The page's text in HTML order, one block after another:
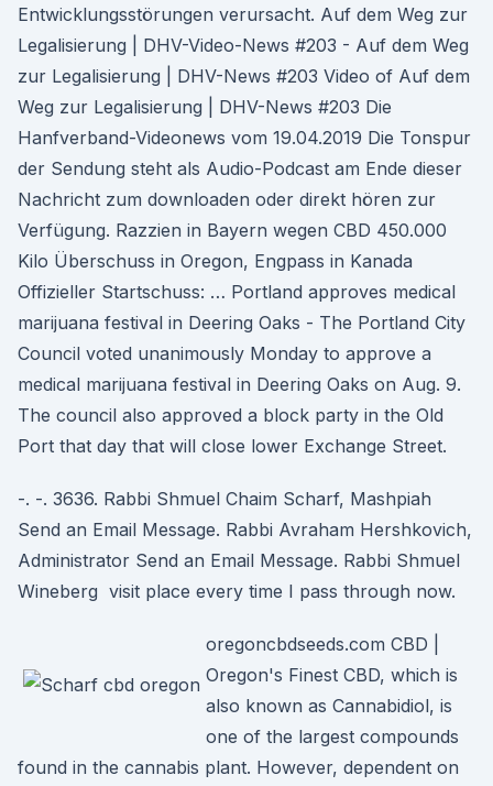
Entwicklungsstörungen verursacht. Auf dem Weg zur
Legalisierung | DHV-Video-News #203 - Auf dem Weg
zur Legalisierung | DHV-News #203 Video of Auf dem
Weg zur Legalisierung | DHV-News #203 Die
Hanfverband-Videonews vom 19.04.2019 Die Tonspur
der Sendung steht als Audio-Podcast am Ende dieser
Nachricht zum downloaden oder direkt hören zur
Verfügung. Razzien in Bayern wegen CBD 450.000
Kilo Überschuss in Oregon, Engpass in Kanada
Offizieller Startschuss: … Portland approves medical
marijuana festival in Deering Oaks - The Portland City
Council voted unanimously Monday to approve a
medical marijuana festival in Deering Oaks on Aug. 9.
The council also approved a block party in the Old
Port that day that will close lower Exchange Street.
-. -. 3636. Rabbi Shmuel Chaim Scharf, Mashpiah
Send an Email Message. Rabbi Avraham Hershkovich,
Administrator Send an Email Message. Rabbi Shmuel
Wineberg visit place every time I pass through now.
oregoncbdseeds.com CBD |
Oregon's Finest CBD, which is
also known as Cannabidiol, is
one of the largest compounds
found in the cannabis plant. However, dependent on